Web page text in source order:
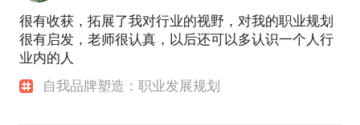
很有收获，拓展了我对行业的视野，对我的职业规划
很有启发，老师很认真，以后还可以多认识一个人行
业内的人
自我品牌塑造：职业发展规划